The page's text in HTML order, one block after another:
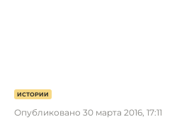
ИСТОРИИ
Опубликовано 30 марта 2016, 17:11